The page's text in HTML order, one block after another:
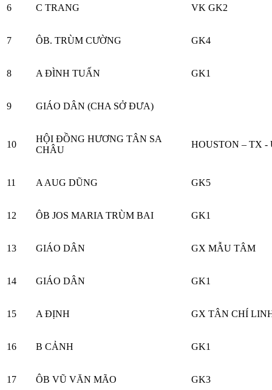
6 C TRANG VK GK2
7 ÔB. TRÙM CƯỜNG GK4
8 A ĐÌNH TUẤN GK1
9 GIÁO DÂN (CHA SỞ ĐƯA)
10
HỘI ĐỒNG HƯƠNG TÂN SA
CHÂU
HOUSTON – TX -
11 A AUG DŨNG GK5
12 ÔB JOS MARIA TRÙM BAI GK1
13 GIÁO DÂN GX MẪU TÂM
14 GIÁO DÂN GK1
15 A ĐỊNH GX TÂN CHÍ
16 B CẢNH GK1
17 ÔB VŨ VĂN MÃO GK3